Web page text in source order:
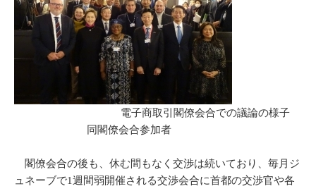
電子商取引閣僚会合での議論の様子
同閣僚会合参加者
閣僚会合の後も、休む間もなく交渉は続いており、毎月ジ
ュネーブで1週間弱開催される交渉会合に首都の交渉官や各